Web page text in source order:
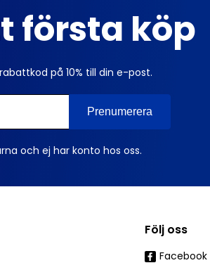
första köp
på 10% till din e-post.
och ej har konto hos oss.
Följ oss
Facebook